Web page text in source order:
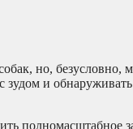
но, безусловно,
и
полномасштабное